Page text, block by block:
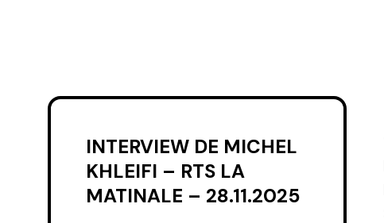
INTERVIEW DE MICHEL
KHLEIFI – RTS LA
MATINALE – 28.11.2025